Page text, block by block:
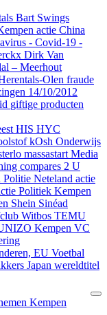
Bart Swings
actie China
- Covid-19 -
Dirk Van
– Meerhout
Olen fraude
14/10/2012
giftige producten
HIS HYC
kOsh Onderwijs
massastart Media
compares 2 U
Politie Neteland actie
Politiek Kempen
Shein Sinéad
Witbos TEMU
Kempen VC
EU Voetbal
Japan wereldtitel
Kempen